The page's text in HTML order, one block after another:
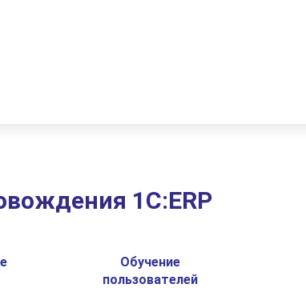
1С:ERP
Обучение
пользователей